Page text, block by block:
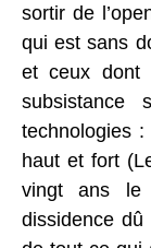
sortir de
qui est sans
et ceux dont
subsistance
technologies
haut et fort
vingt ans le
dissidence dû